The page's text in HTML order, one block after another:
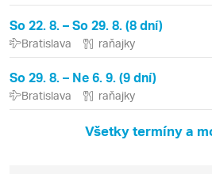
So 22. 8. – So 29. 8. (8 dní)
Bratislava raňajky
So 29. 8. – Ne 6. 9. (9 dní)
Bratislava raňajky
Všetky termíny a